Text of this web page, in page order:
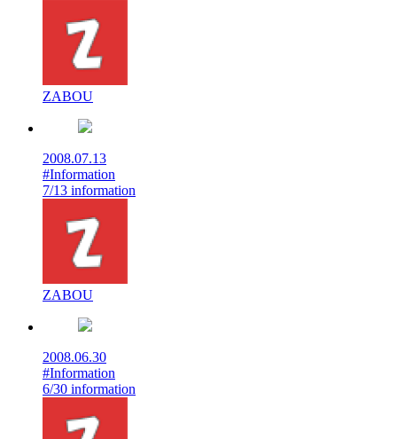
ZABOU
2008.07.13
#Information
7/13 information
ZABOU
2008.06.30
#Information
6/30 information